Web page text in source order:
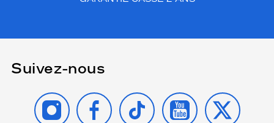
Suivez-nous
INSTAGRAMFACEBOOK
TIKTOK YOUTUBE
X